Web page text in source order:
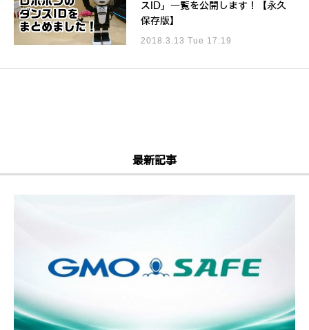
スID」一覧を公開します！【永久
保存版】
2018.3.13 Tue 17:19
最新記事